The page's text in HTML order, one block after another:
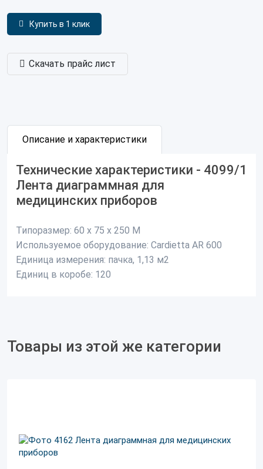
Купить в 1 клик
Скачать прайс лист
Описание и характеристики
Технические характеристики - 4099/1
Лента диаграммная для
медицинских приборов
Типоразмер: 60 х 75 х 250 М
Используемое оборудование: Cardietta AR 600
Единица измерения: пачка, 1,13 м2
Единиц в коробе: 120
Товары из этой же категории